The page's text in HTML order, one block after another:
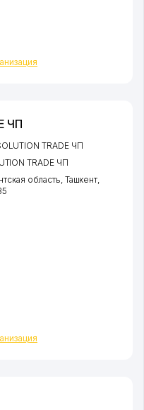
ЧП
TRADE ЧП
TRADE ЧП
область, Ташкент,